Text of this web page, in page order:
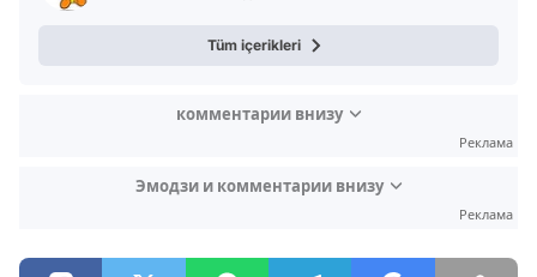
Tüm içerikleri
комментарии внизу
Реклама
Эмодзи и комментарии внизу
Реклама